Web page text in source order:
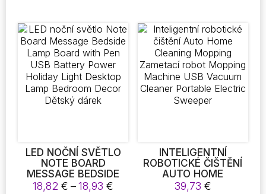
ŠPACHTLE KLIP
variant.
Možnosti
lze
vybrat
na
LED NOČNÍ SVĚTLO
NOTE BOARD
MESSAGE BEDSIDE
LAMP BOARD WITH
18,82€ –18,93€
INTELIGENTNÍ
ROBOTICKÉ ČIŠTĚNÍ
AUTO HOME
CLEANING MOPPING
39,73 €